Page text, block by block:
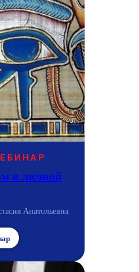
в личной
Анатольевна